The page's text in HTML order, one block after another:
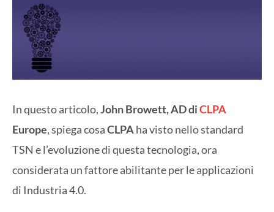
In questo articolo,John Browett, AD diCLPA
Europe, spiega cosaCLPAha visto nello standard
TSN e l’evoluzione di questa tecnologia, ora
considerata un fattore abilitante per le applicazioni
di Industria 4.0.